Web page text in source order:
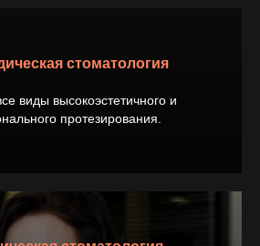
стоматология
виды высокоэстетичного и
протезирования.